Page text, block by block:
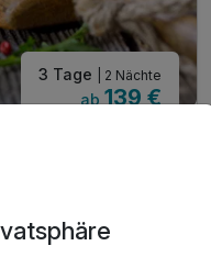
3 Tage | 2 Nächte
ab 139 €
kühlen Hellen